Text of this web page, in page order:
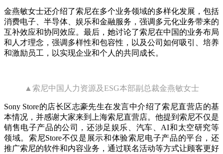
金燕敏女士还介绍了索尼在多个业务领域的多样化发展，包括
消费电子、半导体、娱乐和金融服务，强调多元化业务带来的
互补效应和协同效应。最后，她讨论了索尼在中国的业务布局
和人才理念，强调多样性和包容性，以及公司如何吸引、培养
和激励员工，以实现企业和个人的共同成长。
▲索尼中国人力资源及ESG本部副总裁金燕敏女士
Sony Store的店长区志豪先生在发言中介绍了索尼直营店的基
本情况，并感谢大家来到上海索尼直营店。他提到索尼不仅是
销售电子产品的公司，还涉足娱乐、汽车、AI和太空研究等
领域。索尼Store不仅是展示和体验索尼电子产品的平台，还
推广索尼的软件和内容业务，通过联名活动等方式让顾客更好